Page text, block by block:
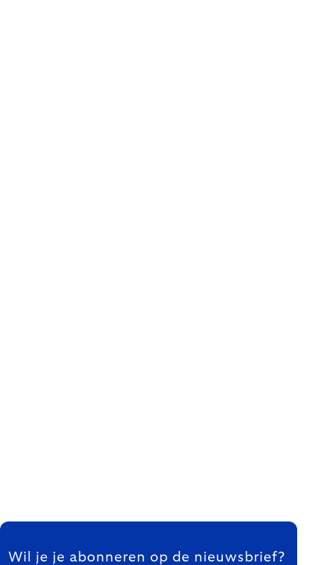
FOOTER
Wil je je abonneren op de nieuwsbrief?